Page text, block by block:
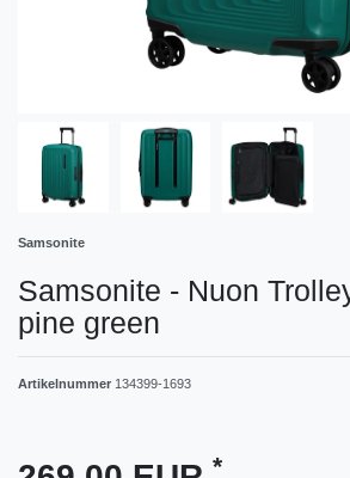
Samsonite
Samsonite - Nuon
pine green
Artikelnummer 134399-1693
*